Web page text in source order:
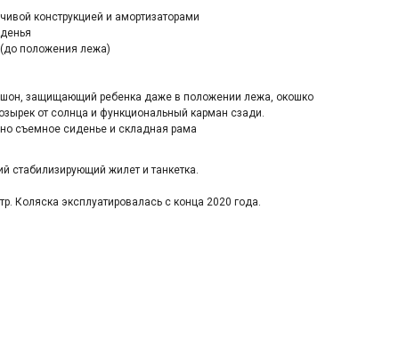
конструкцией и амортизаторами
(до положения лежа)
защищающий ребенка даже в положении лежа, окошко
от солнца и функциональный карман сзади.
съемное сиденье и складная рама
стабилизирующий жилет и танкетка.
Коляска эксплуатировалась с конца 2020 года.